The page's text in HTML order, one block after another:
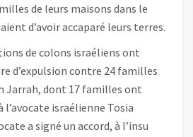
de leurs maisons dans le
d’avoir accaparé leurs terres.
de colons israéliens ont
d’expulsion contre 24 familles
Jarrah, dont 17 familles ont
l’avocate israélienne Tosia
a signé un accord, à l’insu